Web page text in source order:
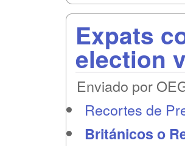
Expats
election
Enviado por
Recortes de
Británicos o